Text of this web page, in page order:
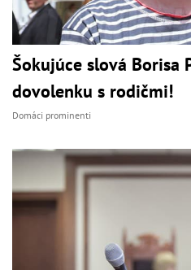
Šokujúce slová Borisa
dovolenku s rodičmi!
Domáci prominenti